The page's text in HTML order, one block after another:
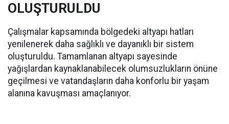
OLUŞTURULDU
Çalışmalar kapsamında bölgedeki altyapı hatları
yenilenerek daha sağlıklı ve dayanıklı bir sistem
oluşturuldu. Tamamlanan altyapı sayesinde
yağışlardan kaynaklanabilecek olumsuzlukların önüne
geçilmesi ve vatandaşların daha konforlu bir yaşam
alanına kavuşması amaçlanıyor.